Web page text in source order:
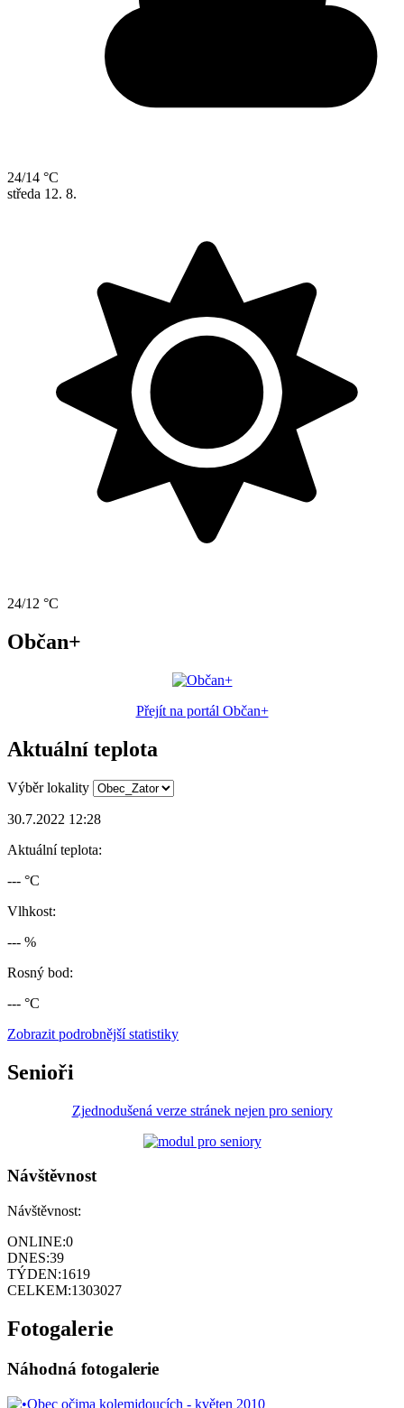
24/14 °C
středa 12. 8.
24/12 °C
Občan+
Přejít na portál Občan+
Aktuální teplota
Výběr lokality
30.7.2022 12:28
Aktuální teplota:
--- °C
Vlhkost:
--- %
Rosný bod:
--- °C
Zobrazit podrobnější statistiky
Senioři
Zjednodušená verze stránek nejen pro seniory
Návštěvnost
Návštěvnost:
ONLINE:0
DNES:39
TÝDEN:1619
CELKEM:1303027
Fotogalerie
Náhodná fotogalerie